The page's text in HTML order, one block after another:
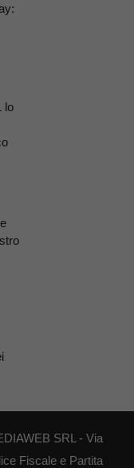
lo
SRL - Via
Fiscale e Partita